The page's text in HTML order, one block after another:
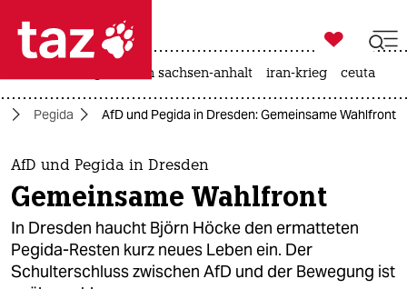
 taz zahl ich
taz zahl ich
themen
politik
öko

taz zahl ich
landtagswahl in sachsen-anhalt iran-krieg ceuta
Pegida AfD und Pegida in Dresden: Gemeinsame Wahlfront
AfD und Pegida in Dresden
Gemeinsame Wahlfront
In Dresden haucht Björn Höcke den ermatteten
Pegida-Resten kurz neues Leben ein. Der
Schulterschluss zwischen AfD und der Bewegung ist